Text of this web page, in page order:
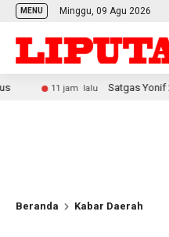
MENU Minggu, 09 Agu 2026
jam lalu Satgas Yonif 2 Marinir
Beranda Kabar Daerah